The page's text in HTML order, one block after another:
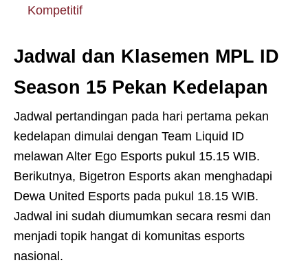
Kompetitif
Jadwal dan Klasemen MPL ID
Season 15 Pekan Kedelapan
Jadwal pertandingan pada hari pertama pekan
kedelapan dimulai dengan Team Liquid ID
melawan Alter Ego Esports pukul 15.15 WIB.
Berikutnya, Bigetron Esports akan menghadapi
Dewa United Esports pada pukul 18.15 WIB.
Jadwal ini sudah diumumkan secara resmi dan
menjadi topik hangat di komunitas esports
nasional.